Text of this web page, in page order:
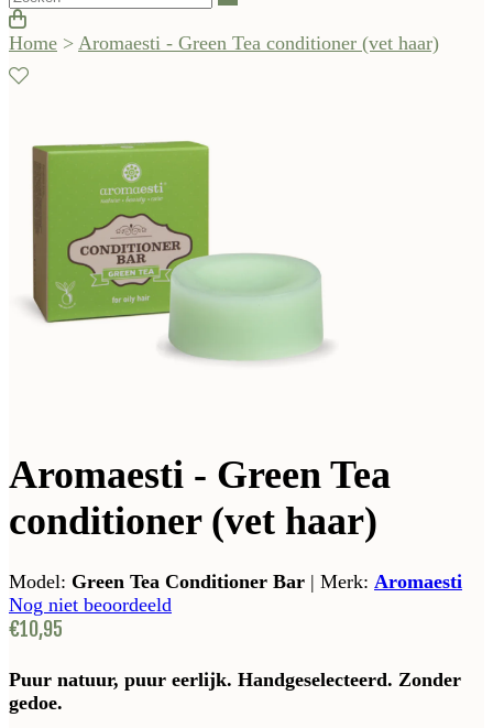
Home > Aromaesti - Green Tea conditioner (vet haar)
Aromaesti - Green Tea
conditioner (vet haar)
Model: Green Tea Conditioner Bar | Merk: Aromaesti
Nog niet beoordeeld
€10,95
Puur natuur, puur eerlijk. Handgeselecteerd. Zonder
gedoe.